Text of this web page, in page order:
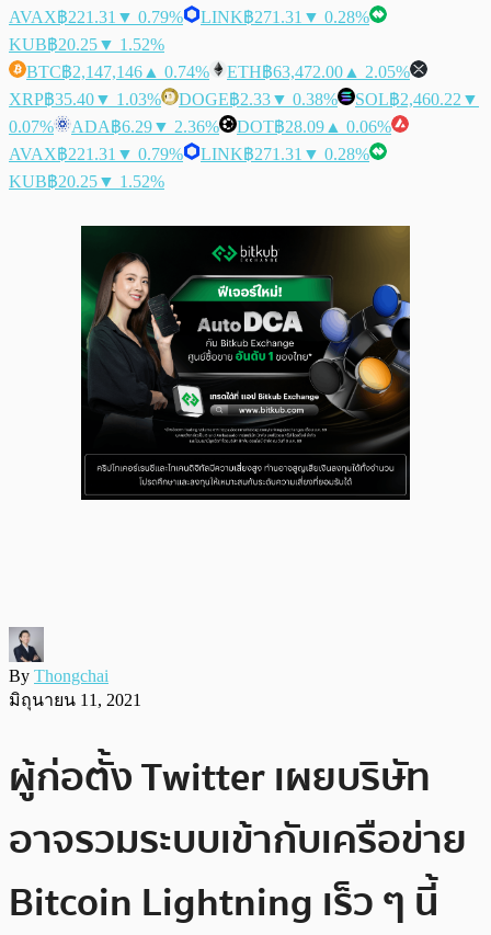
AVAX฿221.31 ▼ 0.79% LINK฿271.31 ▼ 0.28%
KUB฿20.25▼ 1.52%
BTC฿2,147,146 ▲ 0.74% ETH฿63,472.00 ▲ 2.05%
XRP฿35.40▼ 1.03% DOGE฿2.33▼ 0.38% SOL฿2,460.22 ▼
0.07%
ADA฿6.29▼ 2.36% DOT฿28.09 ▲ 0.06%
AVAX฿221.31 ▼ 0.79% LINK฿271.31 ▼ 0.28%
KUB฿20.25▼ 1.52%
By Thongchai
มิถุนายน 11, 2021
ผู้ก่อตั้ง Twitter เผยบริษัท
อาจรวมระบบเข้ากับเครือข่าย
Bitcoin Lightning เร็ว ๆ นี้